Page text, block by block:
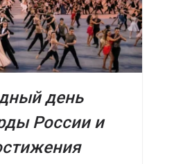
день
России и